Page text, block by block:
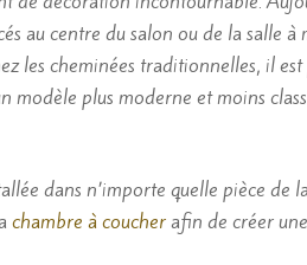
au centre du salon ou de la salle
les cheminées traditionnelles, il
plus moderne et moins
dans n’importe quelle pièce de
chambre à coucher afin de créer